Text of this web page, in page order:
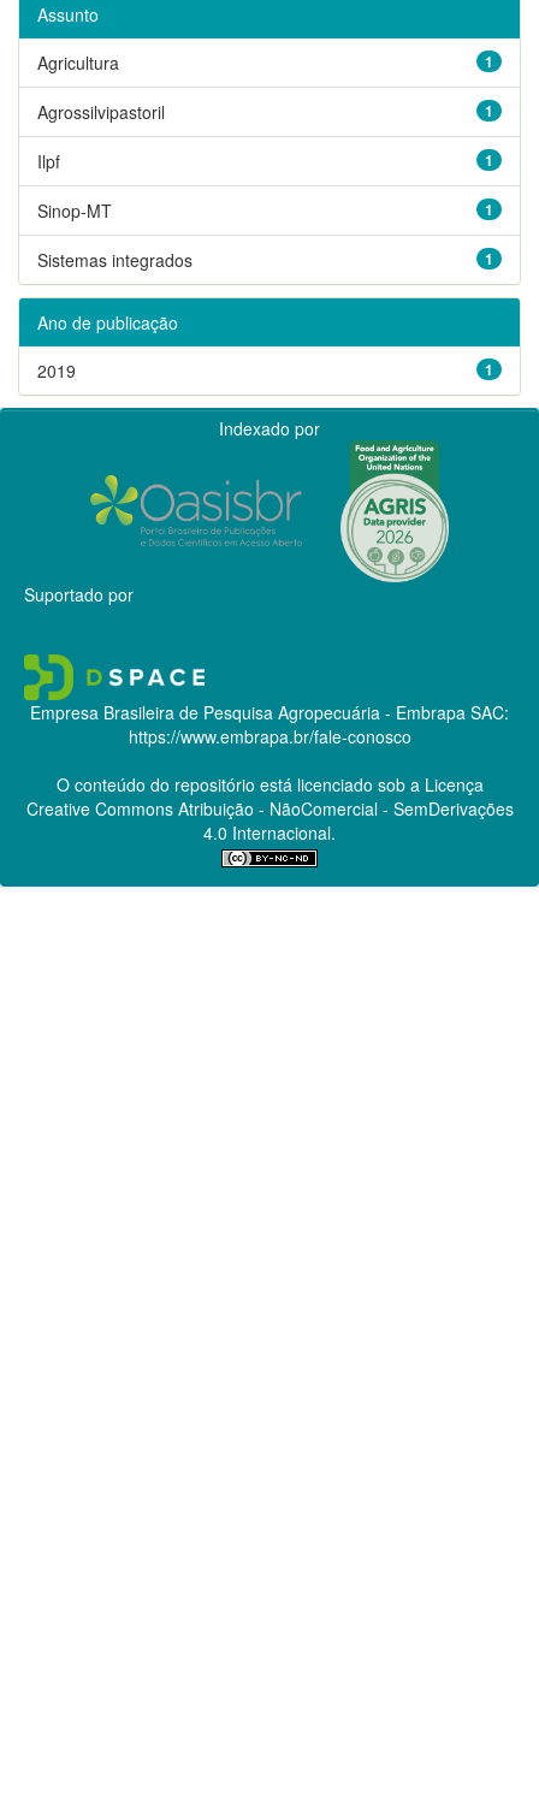
Assunto
1
Agricultura
1
Agrossilvipastoril
1
Ilpf
1
Sinop-MT
1
Sistemas integrados
Ano de publicação
1
2019
Indexado por
Suportado por
Empresa Brasileira de Pesquisa Agropecuária - Embrapa SAC:
https://www.embrapa.br/fale-conosco
O conteúdo do repositório está licenciado sob a Licença
Creative CommonsAtribuição - NãoComercial - SemDerivações
4.0 Internacional.